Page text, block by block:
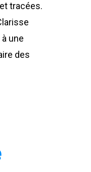
tracées.
une
des